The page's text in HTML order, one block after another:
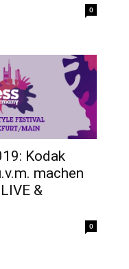
0
Kodak
machen
&
0